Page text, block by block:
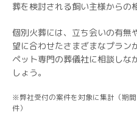
葬を検討される飼い主様からの
個別火葬には、立ち会いの有無
望に合わせたさまざまなプラン
ペット専門の葬儀社に相談しな
しょう。
※弊社受付の案件を対象に集計（期
件）